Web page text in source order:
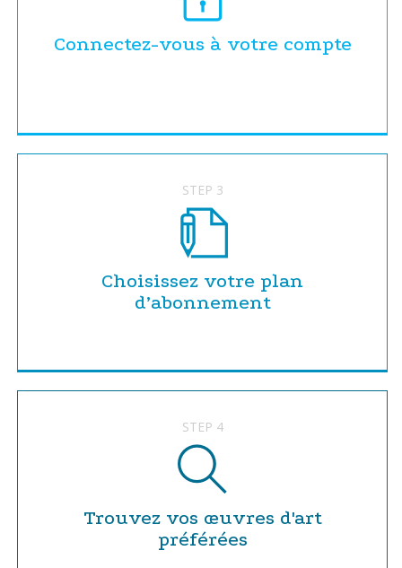
Connectez-vous à votre compte
STEP 3
Choisissez votre plan
d’abonnement
STEP 4
Trouvez vos œuvres d'art
préférées